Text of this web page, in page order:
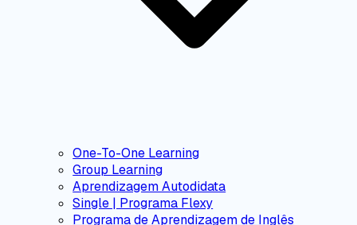
One-To-One Learning
Group Learning
Aprendizagem Autodidata
Single | Programa Flexy
Programa de Aprendizagem de Inglês